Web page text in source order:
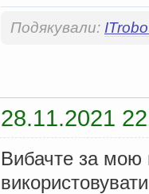
Подякували:
28.11.2021
Вибачте за мою